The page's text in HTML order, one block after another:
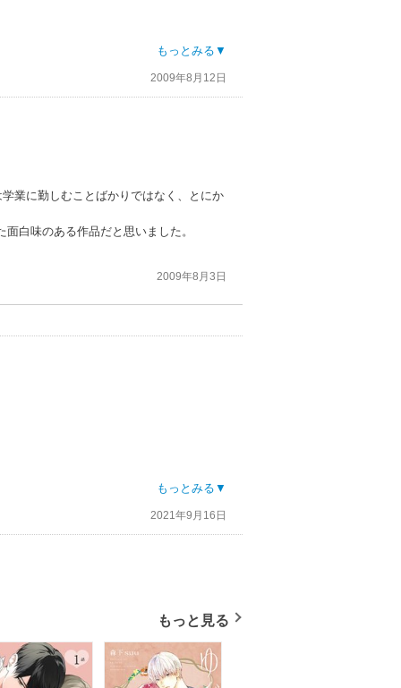
うから、少しテーマとしては重い感じか
もっとみる▼
2009年8月12日
業に勤しむことばかりではなく、とにか
白味のある作品だと思いました。
2009年8月3日
もっとみる▼
2021年9月16日
もっと見る